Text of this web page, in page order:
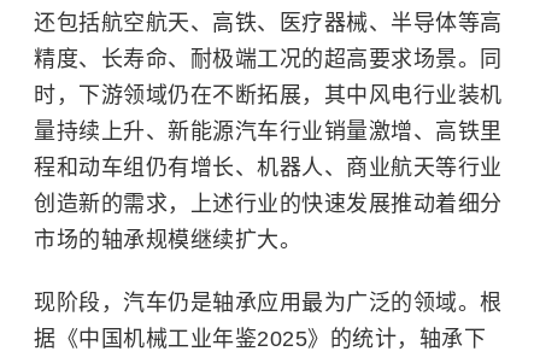
还包括航空航天、高铁、医疗器械、半导体等高
精度、长寿命、耐极端工况的超高要求场景。同
时，下游领域仍在不断拓展，其中风电行业装机
量持续上升、新能源汽车行业销量激增、高铁里
程和动车组仍有增长、机器人、商业航天等行业
创造新的需求，上述行业的快速发展推动着细分
市场的轴承规模继续扩大。
现阶段，汽车仍是轴承应用最为广泛的领域。根
据《中国机械工业年鉴2025》的统计，轴承下